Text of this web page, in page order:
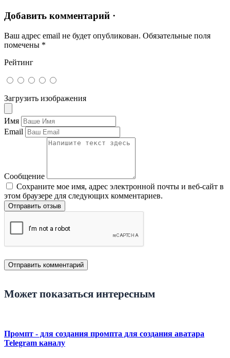
Добавить комментарий ·
Ваш адрес email не будет опубликован. Обязательные поля
помечены *
Рейтинг
Загрузить изображения
Имя
Email
Сообщение
Сохраните мое имя, адрес электронной почты и веб-сайт в
этом браузере для следующих комментариев.
Отправить отзыв
Может показаться интересным
Промпт - для создания промпта для создания аватара
Telegram каналу